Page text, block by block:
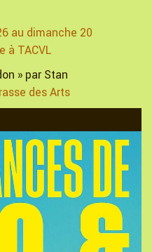
au dimanche 20
à TACVL
» par Stan
des Arts